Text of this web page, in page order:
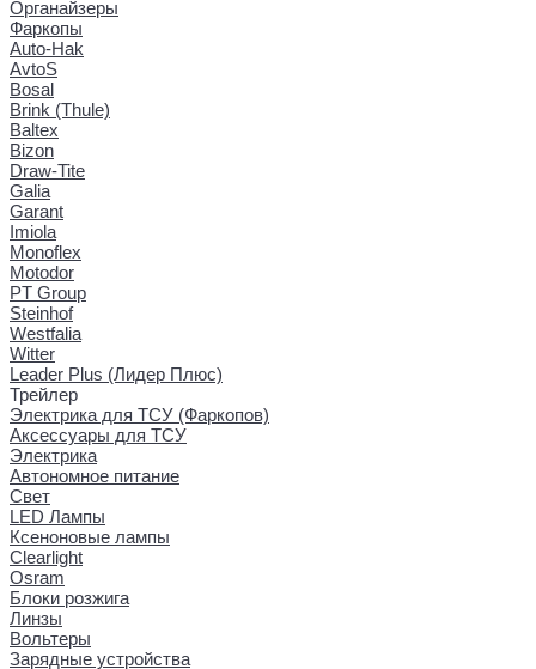
Органайзеры
Фаркопы
Auto-Hak
AvtoS
Bosal
Brink (Thule)
Baltex
Bizon
Draw-Tite
Galia
Garant
Imiola
Monoflex
Motodor
PT Group
Steinhof
Westfalia
Witter
Leader Plus (Лидер Плюс)
Трейлер
Электрика для ТСУ (Фаркопов)
Аксессуары для ТСУ
Электрика
Автономное питание
Свет
LED Лампы
Ксеноновые лампы
Clearlight
Osram
Блоки розжига
Линзы
Вольтеры
Зарядные устройства